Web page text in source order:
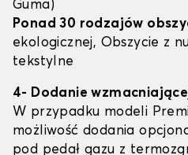
Guma)
Ponad 30 rodzajów
ekologicznej, Obszycie z
tekstylne
4- Dodanie
W przypadku modeli
możliwość dodania
pod pedał gazu z